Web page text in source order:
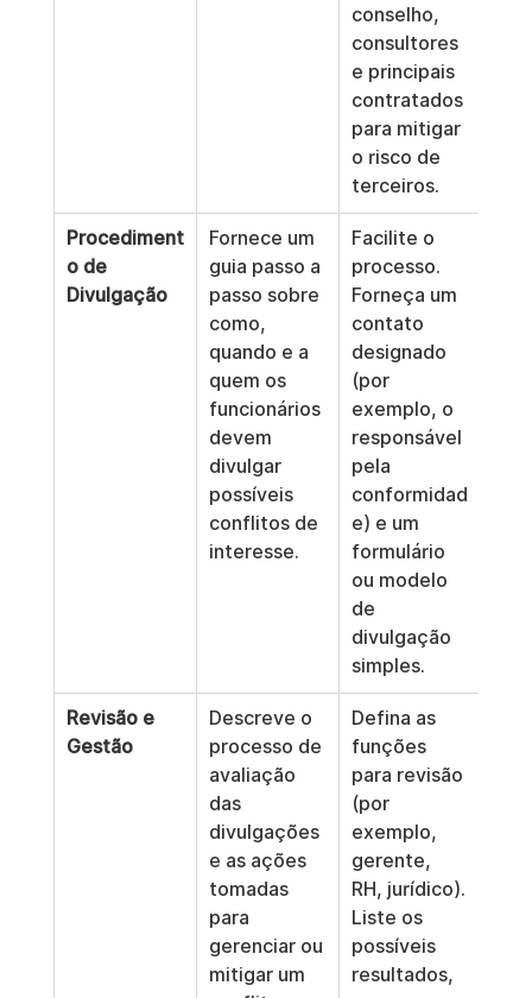
conselho,
consultores
e principais
contratados
para mitigar
o risco de
terceiros.
Procediment
o de
Divulgação
Fornece um
guia passo a
passo sobre
como,
quando e a
quem os
funcionários
devem
divulgar
possíveis
conflitos de
interesse.
Facilite o
processo.
Forneça um
contato
designado
(por
exemplo, o
responsável
pela
conformidad
e) e um
formulário
ou modelo
de
divulgação
simples.
Revisão e
Gestão
Descreve o
processo de
avaliação
das
divulgações
e as ações
tomadas
para
gerenciar ou
mitigar um
Defina as
funções
para revisão
(por
exemplo,
gerente,
RH, jurídico).
Liste os
possíveis
resultados,